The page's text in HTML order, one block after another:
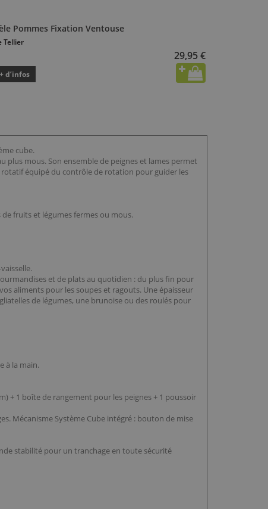
Pommes Fixation Ventouse
Tellier
29,95 €
+ d’infos
cube.
plus mous. Son ensemble de peignes et lames permet
rotatif équipé du contrôle de rotation pour guider les
fruits et légumes fermes ou mous.
et de plats au quotidien : du plus fin pour
aliments pour les soupes et ragouts. Une épaisseur
de légumes, une brunoise ou des roulés pour
à la main.
+ 1 boîte de rangement pour les peignes + 1 poussoir
Mécanisme Système Cube intégré : bouton de mise
stabilité pour un tranchage en toute sécurité